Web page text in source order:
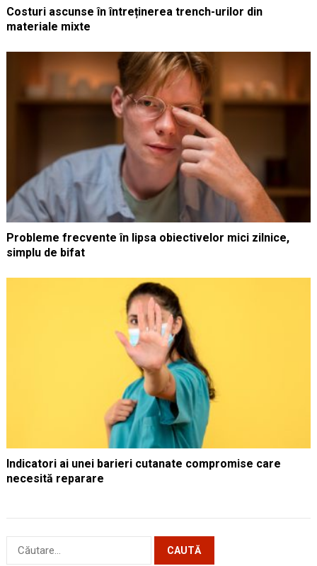
Costuri ascunse în întreținerea trench-urilor din
materiale mixte
Probleme frecvente în lipsa obiectivelor mici zilnice,
simplu de bifat
Indicatori ai unei barieri cutanate compromise care
necesită reparare
după: